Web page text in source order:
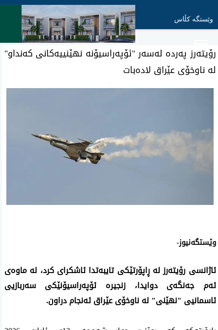
وێستگە کڵاس
رۆیتەرز پەردە لەسەر "ئۆپەراسیۆنە نهێنییەکانی کەنداو"
لە ناوخۆی عێراق لادەبات
وێستگەنیوز-
ئاژانسی رۆیته‌رز له‌ ڕاپۆرتێکی تایبەتدا ئاشکرای کرد، لە ماوەی
ئه‌م جه‌نگه‌ی دوایدا، زنجیرە ئۆپەراسیۆنێکی سەربازیی
ئاسمانیی "نهێنی" لە ناوخۆی عێراق ئەنجام دراون.